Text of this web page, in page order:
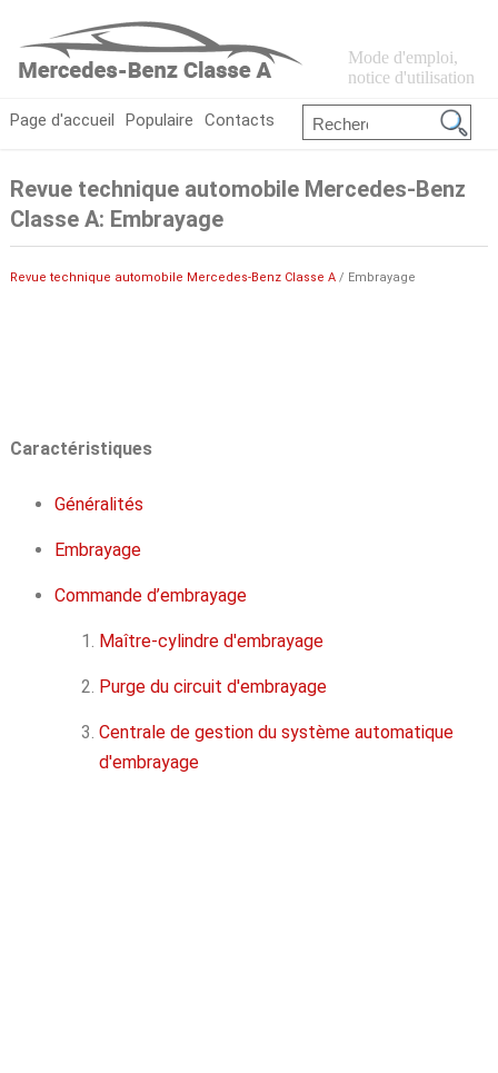
Mode d'emploi,
notice d'utilisation
Page d'accueil Populaire Contacts
Revue technique automobile Mercedes-Benz
Classe A: Embrayage
Revue technique automobile Mercedes-Benz Classe A/ Embrayage
Caractéristiques
Généralités
Embrayage
Commande d’embrayage
Maître-cylindre d'embrayage
Purge du circuit d'embrayage
Centrale de gestion du système automatique
d'embrayage